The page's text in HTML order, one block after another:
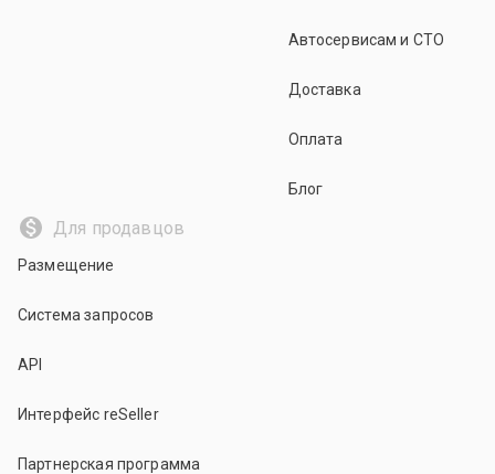
Автосервисам и СТО
Доставка
Оплата
Блог
Для продавцов
Размещение
Система запросов
API
Интерфейс reSeller
Партнерская программа